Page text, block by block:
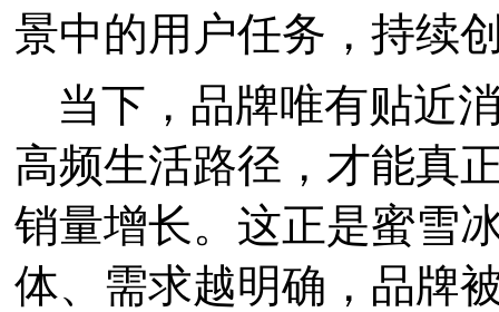
景中的用户任务，持续
当下，品牌唯有贴近
高频生活路径，才能真
销量增长。这正是蜜雪
体、需求越明确，品牌